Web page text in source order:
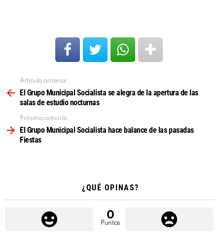
más
Artículo anterior
El Grupo Municipal Socialista se alegra de la apertura de las
salas de estudio nocturnas
Próximo artículo
El Grupo Municipal Socialista hace balance de las pasadas
Fiestas
¿QUÉ OPINAS?
0
Puntos